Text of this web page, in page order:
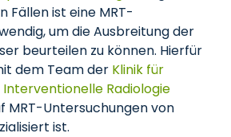
Fällen ist eine MRT-
um die Ausbreitung der
beurteilen zu können. Hierfür
dem Team der Klinik für
Radiologie
MRT-Untersuchungen von
ist.